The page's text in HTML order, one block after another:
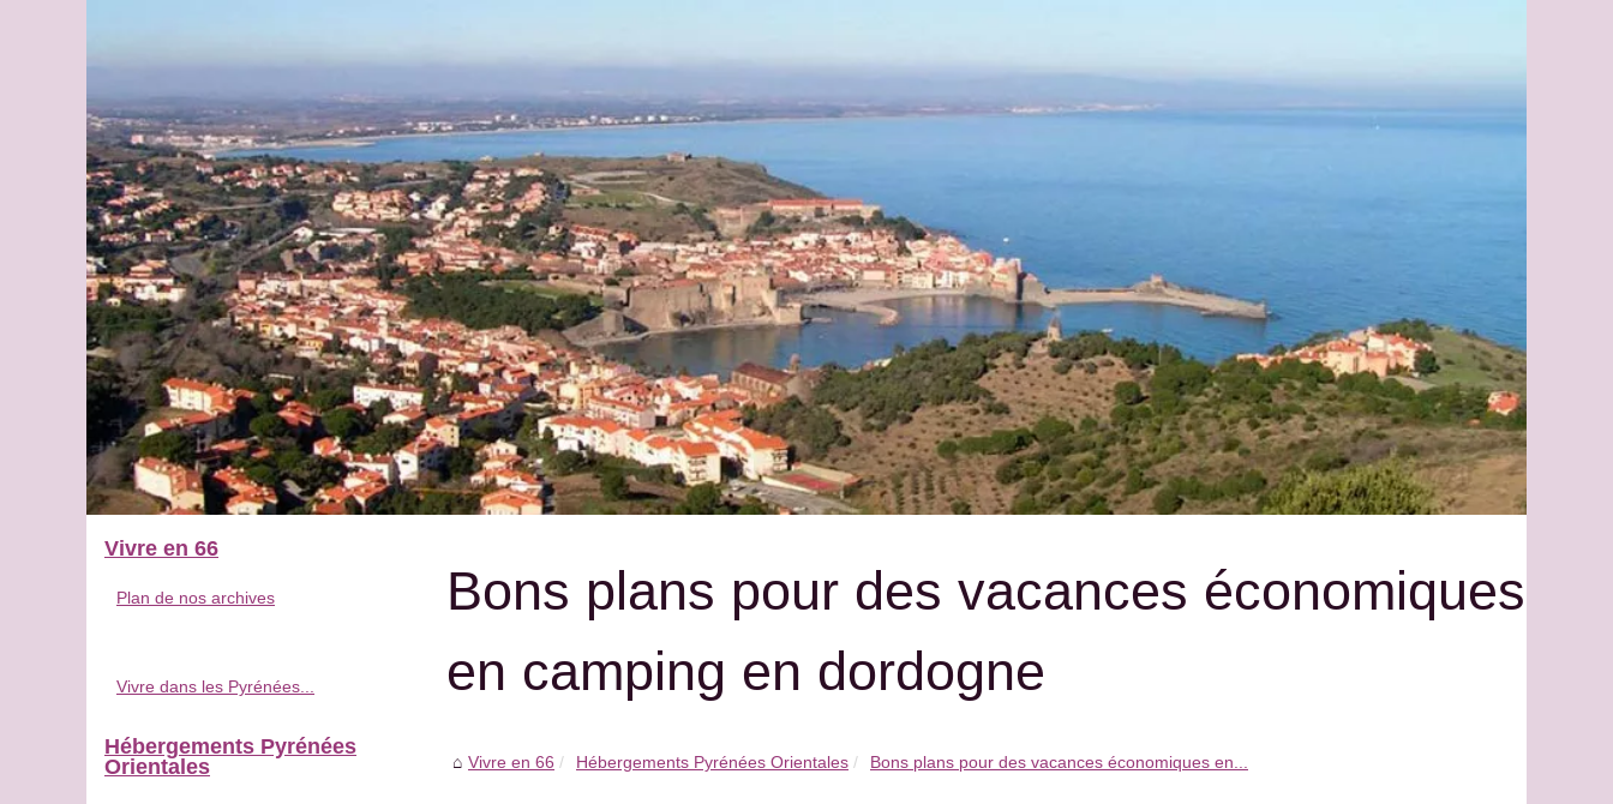
Bons plans pour des vacances économiques
en camping en dordogne
Vivre en 66 Hébergements Pyrénées Orientales Bons plans pour des vacances économiques en...
Vivre en 66
Plan de nos archives
Vivre dans les Pyrénées...
Hébergements Pyrénées
Orientales